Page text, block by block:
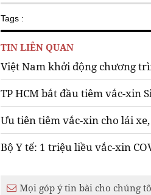
Tags :
TIN LIÊN QUAN
Việt Nam khởi động chương
TP HCM bắt đầu tiêm vắc-xin
Ưu tiên tiêm vắc-xin cho lái
Bộ Y tế: 1 triệu liều vắc-xin
Mọi góp ý tin bài cho chúng